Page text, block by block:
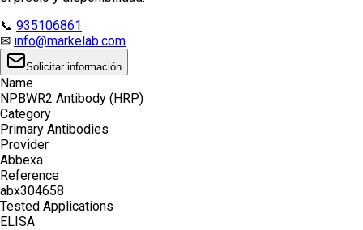
📞 935106861
✉ info@markelab.com
Solicitar información
Name
NPBWR2 Antibody (HRP)
Category
Primary Antibodies
Provider
Abbexa
Reference
abx304658
Tested Applications
ELISA